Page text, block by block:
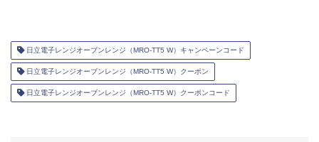
日立電子レンジオーブンレンジ（MRO-TT5 W）キャンペーンコード
日立電子レンジオーブンレンジ（MRO-TT5 W）クーポン
日立電子レンジオーブンレンジ（MRO-TT5 W）クーポンコード